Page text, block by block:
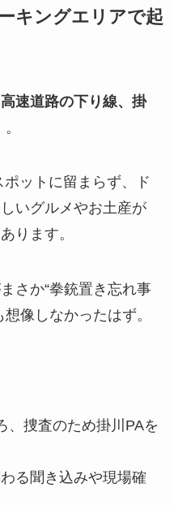
キングエリアで起
速道路の下り線、掛
。
ットに留まらず、ド
いグルメやお土産が
ります。
さか“拳銃置き忘れ事
像しなかったはず。
、捜査のため掛川PAを
る聞き込みや現場確